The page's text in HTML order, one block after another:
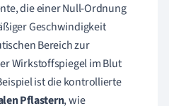
die einer Null-Ordnung
Geschwindigkeit
Bereich zur
Wirkstoffspiegel im Blut
ist die kontrollierte
Pflastern, wie